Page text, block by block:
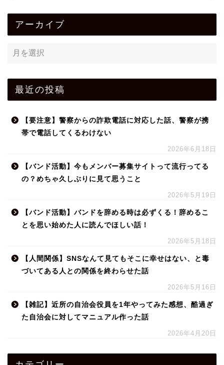
アーカイブ
最近の投稿
【要注意】警察からの詐欺電話に対応した話、警察が携
帯で電話してくるわけない
2026年6月18日
【バンド活動】今もメンバー募集サイトって流行ってる
の？めちゃ久しぶりに見て思うこと
2026年5月19日
【バンド活動】バンドを辞める時は必ずくる！辞めるこ
とを思い始めた人に読んでほしい話！
2026年5月18日
【人間関係】SNSなんて見てもそこに幸せはない、と毒
づいてある人との関係を終わらせた話
2026年5月16日
【雑記】近所の自治会役員を1年やってみた感想、酷過ぎ
た自治会に対してマニュアル作った話
2026年4月20日